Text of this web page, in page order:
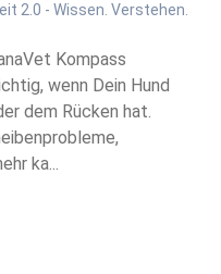
2.0 - Wissen. Verstehen.
Kompass
wenn Dein Hund
dem Rücken hat.
ka...